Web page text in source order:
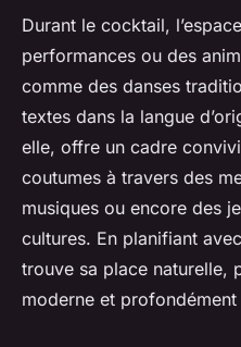
Durant le cocktail,
performances ou des
comme des danses
textes dans la langue
elle, offre un cadre
coutumes à travers des
musiques ou encore des
cultures. En planifiant
trouve sa place naturelle,
moderne et